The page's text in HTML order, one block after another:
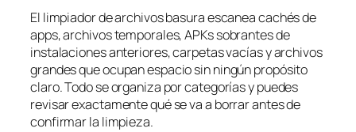
El limpiador de archivos basura escanea cachés de
apps, archivos temporales, APKs sobrantes de
instalaciones anteriores, carpetas vacías y archivos
grandes que ocupan espacio sin ningún propósito
claro. Todo se organiza por categorías y puedes
revisar exactamente qué se va a borrar antes de
confirmar la limpieza.